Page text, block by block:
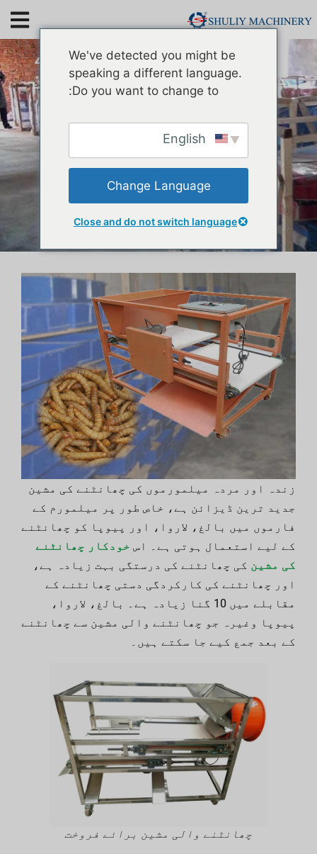
زندہ اور مردہ کھانے کے
کیڑے چھانٹنے والی مشین
زندہ اور مردہ میلمورموں کی چھانٹنے کی مشین
جدید ترین ڈیزائن ہے، خاص طور پر میلمورم کے
فارموں میں بالغ، لاروا، اور پیوپا کو چھانٹنے
کے لیے استعمال ہوتی ہے۔ اس خودکار چھانٹنے
کی مشین کی چھانٹنے کی درستگی بہت زیادہ ہے،
اور چھانٹنے کی کارکردگی دستی چھانٹنے کے
مقابلے میں 10 گنا زیادہ ہے۔ بالغ، لاروا،
پیوپا وغیرہ جو چھانٹنے والی مشین سے چھانٹنے
کے بعد جمع کیے جا سکتے ہیں۔
چھانٹنے والی مشین برائے فروخت
We've detected you might be
speaking a different language.
Do you want to change to:
Change Language
Close and do not switch language